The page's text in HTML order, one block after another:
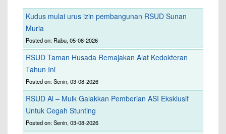
Kudus mulai urus izin pembangunan RSUD Sunan
Muria
Posted on: Rabu, 05-08-2026
RSUD Taman Husada Remajakan Alat Kedokteran
Tahun Ini
Posted on: Senin, 03-08-2026
RSUD Al – Mulk Galakkan Pemberian ASI Eksklusif
Untuk Cegah Stunting
Posted on: Senin, 03-08-2026